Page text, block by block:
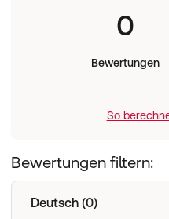
0
Bewertungen
So
Bewertungen filtern:
Deutsch (0)